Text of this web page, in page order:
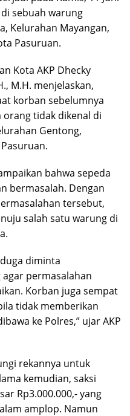
di sebuah warung
Kelurahan Mayangan,
Pasuruan.
Kota AKP Dhecky
M.H. menjelaskan,
korban sebelumnya
tidak dikenal di
Gentong,
bahwa sepeda
bermasalah. Dengan
tersebut,
salah satu warung di
diminta
permasalahan
Korban juga sempat
tidak memberikan
ke Polres,” ujar AKP
rekannya untuk
kemudian, saksi
Rp3.000.000,- yang
amplop. Namun